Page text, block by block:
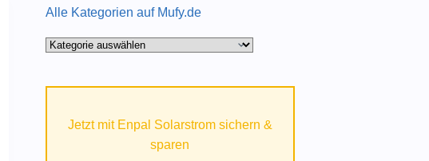
Alle Kategorien auf Mufy.de
Alle
Jetzt mit Enpal Solarstrom sichern &
sparen